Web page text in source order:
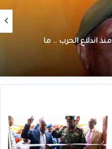
اندلاع الحرب .. ما